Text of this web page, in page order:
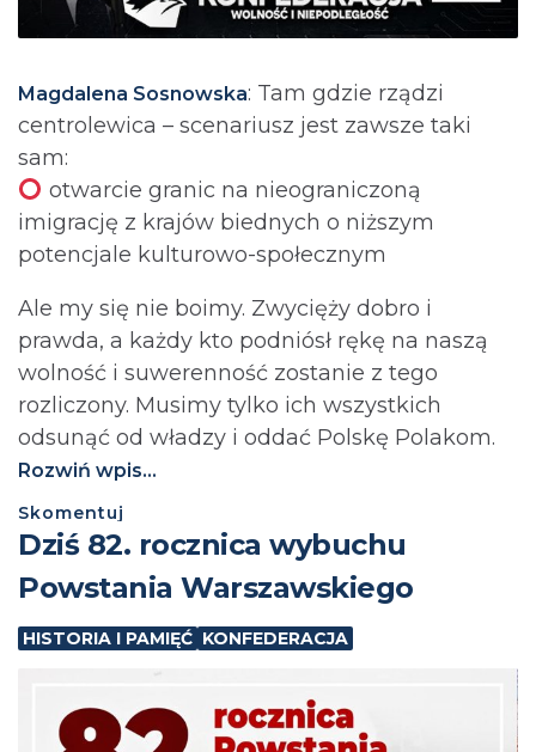
Magdalena Sosnowska: Tam gdzie rządzi
centrolewica – scenariusz jest zawsze taki
sam:
otwarcie granic na nieograniczoną
imigrację z krajów biednych o niższym
potencjale kulturowo-społecznym
Ale my się nie boimy. Zwycięży dobro i
prawda, a każdy kto podniósł rękę na naszą
wolność i suwerenność zostanie z tego
rozliczony. Musimy tylko ich wszystkich
odsunąć od władzy i oddać Polskę Polakom.
Rozwiń wpis...
Skomentuj
Dziś 82. rocznica wybuchu
Powstania Warszawskiego
HISTORIA I PAMIĘĆ KONFEDERACJA